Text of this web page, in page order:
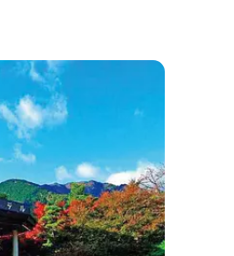
す12棟のヴィラをつ
きり居心地が良い美術
材とアートに触れた